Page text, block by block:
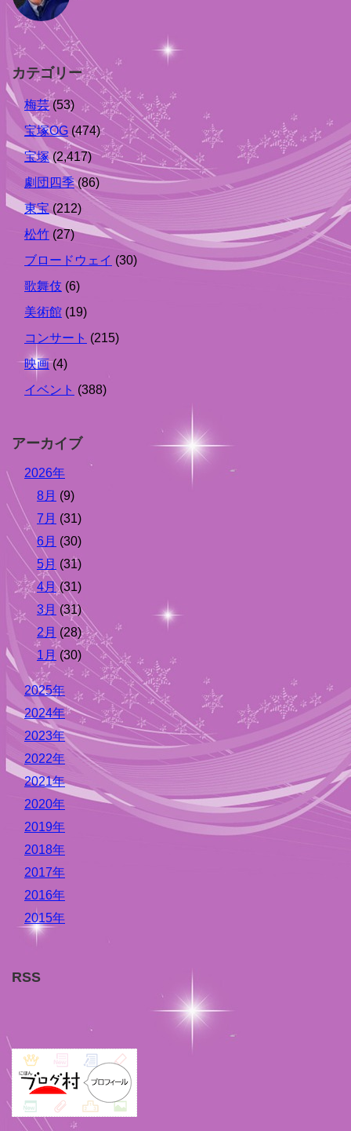
カテゴリー
梅芸(53)
宝塚OG (474)
宝塚(2,417)
劇団四季(86)
東宝 (212)
松竹 (27)
ブロードウェイ (30)
歌舞伎 (6)
美術館 (19)
コンサート (215)
映画(4)
イベント (388)
アーカイブ
2026年
8月 (9)
7月 (31)
6月 (30)
5月 (31)
4月(31)
3月 (31)
2月 (28)
1月 (30)
2025年
2024年
2023年
2022年
2021年
2020年
2019年
2018年
2017年
2016年
2015年
RSS